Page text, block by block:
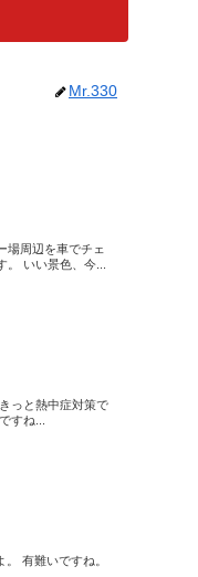
Mr.330
場周辺を車でチェ
いい景色、今...
っと熱中症対策で
すね...
有難いですね。